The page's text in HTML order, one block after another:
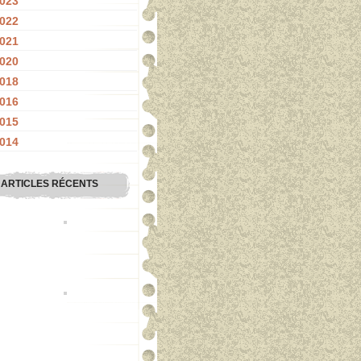
ARTICLES RÉCENTS